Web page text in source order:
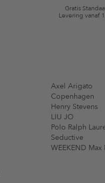
Gratis
Levering vanaf
Axel Arigato
Copenhagen
Henry Stevens
LIU JO
Polo Ralph
Seductive
WEEKEND Max